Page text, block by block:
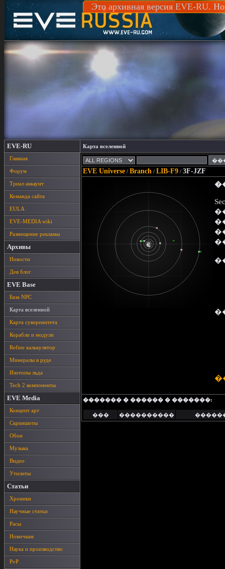
Это архивная версия EVE-RU.
EVE-RU
Главная
Форум
Триал аккаунт
Команда сайта
EULA
EVE-MEDIA wiki
Размещение рекламы
Архивы
Новости
Дев блог
EVE Base
База NPC
Карта вселенной
Карта суверенитета
Корабли и модули
Refine калькулятор
Минералы в руде
Изотопы льда
Tech 2 компоненты
EVE Media
Концепт арт
Скриншоты
Обои
Музыка
Видео
Утилиты
Статьи
Хроники
Научные статьи
Расы
Новичкам
Наука и производство
PvP
Карта вселенной
EVE Universe / Branch / LIB-F9 / 3F-JZF
������� � ������ � �������:
��� ����������